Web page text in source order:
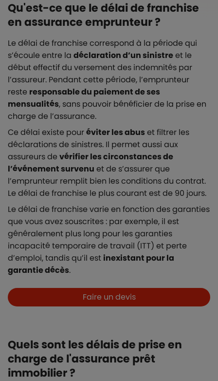
Qu'est-ce que le délai de franchise
en assurance emprunteur ?
Le délai de franchise correspond à la période qui
s’écoule entre la déclaration d’un sinistreet le
début effectif du versement des indemnités par
l’assureur. Pendant cette période, l’emprunteur
reste responsable du paiement de ses
mensualités, sans pouvoir bénéficier de la prise en
charge de l’assurance.
Ce délai existe pouréviter les abus et filtrer les
déclarations de sinistres. Il permet aussi aux
assureurs devérifier les circonstances de
l’événement survenu et de s’assurer que
l’emprunteur remplit bien les conditions du contrat.
Le délai de franchise le plus courant est de 90 jours.
Le délai de franchise varie en fonction des garanties
que vous avez souscrites : par exemple, il est
généralement plus long pour les garanties
incapacité temporaire de travail (ITT) et perte
d’emploi, tandis qu’il est inexistant pour la
garantie décès.
Boutons et liens
Faire un devis
Quels sont les délais de prise en
charge de l'assurance prêt
immobilier ?